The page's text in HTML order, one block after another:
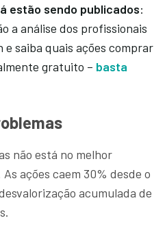
estão sendo publicados:
a análise dos profissionais
e saiba quais ações comprar
gratuito – basta
não está no melhor
ações caem 30% desde o
acumulada de